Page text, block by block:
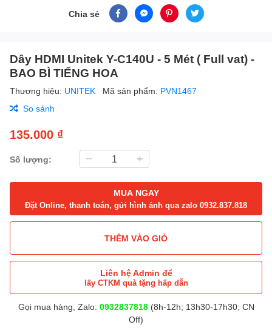
Chia sẻ
Dây HDMI Unitek Y-C140U - 5 Mét ( Full vat) -
BAO BÌ TIẾNG HOA
Thương hiệu: UNITEK Mã sản phẩm: PVN1467
So sánh
135.000 ₫
Số lượng:
MUA NGAY
Đặt Online, thanh toán, gửi hình ảnh qua zalo 0932.837.818
THÊM VÀO GIỎ
Liên hệ Admin để
lấy CTKM quà tặng hấp dẫn
Gọi mua hàng, Zalo: 0932837818(8h-12h; 13h30-17h30; CN
Off)